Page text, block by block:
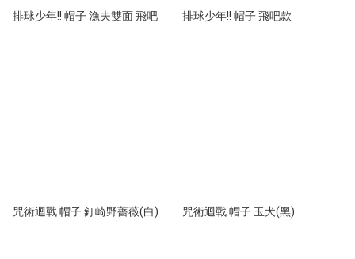
排球少年!! 帽子 漁夫雙面 飛吧 排球少年!! 帽子 飛吧款
咒術迴戰 帽子 釘崎野薔薇(白) 咒術迴戰 帽子 玉犬(黑)